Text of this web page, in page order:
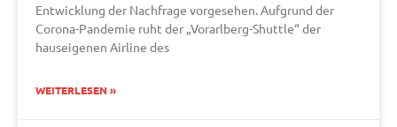
Entwicklung der Nachfrage vorgesehen. Aufgrund der
Corona-Pandemie ruht der „Vorarlberg-Shuttle“ der
hauseigenen Airline des
WEITERLESEN »